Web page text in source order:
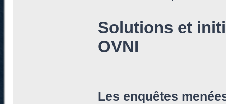
Solutions et
OVNI
Les enquêtes